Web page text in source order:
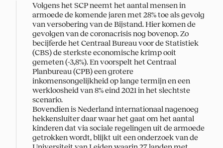
Volgens het SCP neemt het aantal mensen in
armoede de komende jaren met 28% toe als gevolg
van versobering van de Bijstand. Hier komen de
gevolgen van de coronacrisis nog bovenop. Zo
becijferde het Centraal Bureau voor de Statistiek
(CBS) de sterkste economische krimp ooit
gemeten (-3,8%). En voorspelt het Centraal
Planbureau (CPB) een grotere
inkomensongelijkheid op lange termijn en een
werkloosheid van 8% eind 2021 in het slechtste
scenario.
Bovendien is Nederland internationaal nagenoeg
hekkensluiter daar waar het gaat om het aantal
kinderen dat via sociale regelingen uit de armoede
getrokken wordt, blijkt uit een onderzoek van de